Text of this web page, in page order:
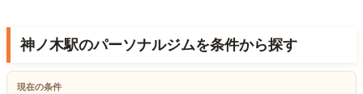
神ノ木駅のパーソナルジムを条件から探す
現在の条件